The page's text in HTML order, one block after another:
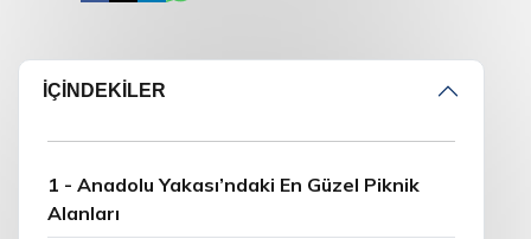
İÇİNDEKİLER
1 - Anadolu Yakası’ndaki En Güzel Piknik
Alanları